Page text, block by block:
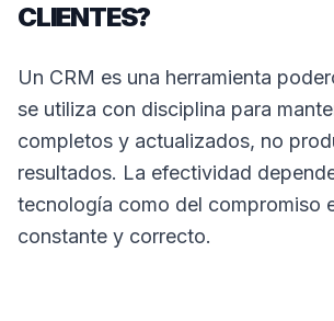
CLIENTES?
Un CRM es una herramienta
se utiliza con disciplina para
completos y actualizados, no
resultados. La efectividad
tecnología como del compromiso
constante y correcto.